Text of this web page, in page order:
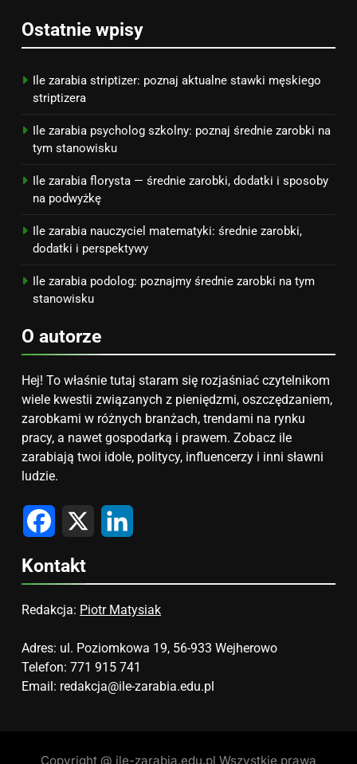
Jak przygotować się finansowo
kosztuje i jak zaplanować
PORADY
PRACA
Ostatnie wpisy
Ile zarabia striptizer: poznaj aktualne stawki męskiego
striptizera
Ile zarabia psycholog szkolny: poznaj średnie zarobki na
tym stanowisku
Ile zarabia florysta — średnie zarobki, dodatki i sposoby
na podwyżkę
Ile zarabia nauczyciel matematyki: średnie zarobki,
dodatki i perspektywy
Ile zarabia podolog: poznajmy średnie zarobki na tym
stanowisku
O autorze
Hej! To właśnie tutaj staram się rozjaśniać czytelnikom
wiele kwestii związanych z pieniędzmi, oszczędzaniem,
zarobkami w różnych branżach, trendami na rynku
pracy, a nawet gospodarką i prawem. Zobacz ile
zarabiają twoi idole, politycy, influencerzy i inni sławni
ludzie.
Facebook
X
Kontakt
Redakcja: Piotr Matysiak
Adres: ul. Poziomkowa 19, 56-933 Wejherowo
Telefon: 771 915 741
Email: redakcja@ile-zarabia.edu.pl
Copyright @ ile-zarabia.edu.pl Wszystkie prawa